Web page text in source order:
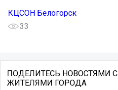
КЦСОН Белогорск
33
ПОДЕЛИТЕСЬ НОВОСТЯМИ С
ЖИТЕЛЯМИ ГОРОДА